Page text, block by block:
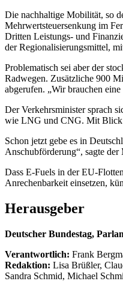
Die nachhaltige Mobilität, so
Mehrwertsteuersenkung im
Dritten Leistungs- und
der Regionalisierungsmittel,
Problematisch sei aber der
Radwegen. Zusätzliche 900
abgerufen. „Wir brauchen
Der Verkehrsminister sprach
wie LNG und CNG. Mit Blick
Schon jetzt gebe es in
Anschubförderung“, sagte
Dass E-Fuels in der EU-
Anrechenbarkeit einsetzen,
Herausgeber
Deutscher Bundestag,
Verantwortlich: Frank
Redaktion: Lisa Brüßler,
Sandra Schmid, Michael